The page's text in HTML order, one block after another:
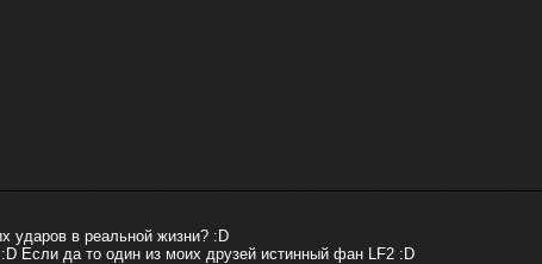
ударов в реальной жизни? :D
Если да то один из моих друзей истинный фан LF2 :D